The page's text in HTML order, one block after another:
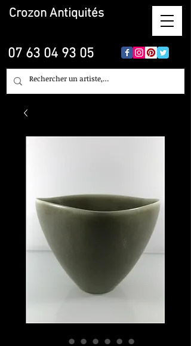
Crozon Antiquités
07 63 04 93 05